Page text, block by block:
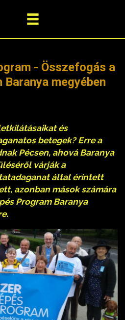
- Összefogás a
megyében
és
betegek? Erre a
Pécsen, ahová Baranya
várják a
által érintett
azonban mások számára
Program Baranya